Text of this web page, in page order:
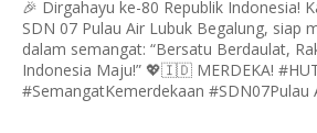
🎉 Dirgahayu ke-80 Republik Indonesia!
SDN 07 Pulau Air Lubuk Begalung, siap
dalam semangat: “Bersatu Berdaulat,
Indonesia Maju!” 💖🇮🇩 MERDEKA!
#SemangatKemerdekaan #SDN07Pulau